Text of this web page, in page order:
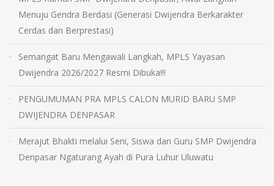
Menuju Gendra Berdasi (Generasi Dwijendra Berkarakter
Cerdas dan Berprestasi)
Semangat Baru Mengawali Langkah, MPLS Yayasan
Dwijendra 2026/2027 Resmi Dibuka!!!
PENGUMUMAN PRA MPLS CALON MURID BARU SMP
DWIJENDRA DENPASAR
Merajut Bhakti melalui Seni, Siswa dan Guru SMP Dwijendra
Denpasar Ngaturang Ayah di Pura Luhur Uluwatu